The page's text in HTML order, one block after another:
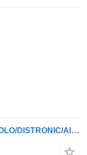
Mercedes-Benz V 300d MARCO POLO/DISTRONIC/AIRMATIC/MBUX